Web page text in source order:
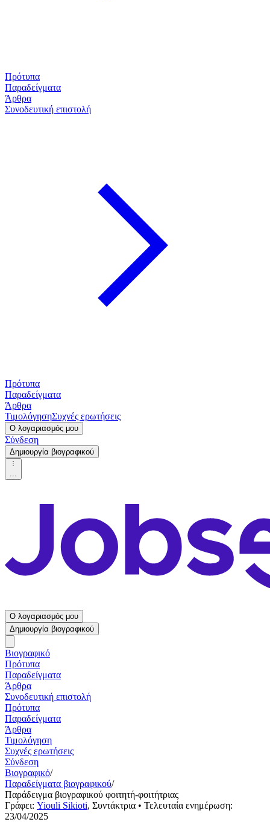
Πρότυπα
Παραδείγματα
Άρθρα
Συνοδευτική επιστολή
Πρότυπα
Παραδείγματα
Άρθρα
ΤιμολόγησηΣυχνές ερωτήσεις
Ο λογαριασμός μου
Σύνδεση
Δημιουργία βιογραφικού
...
Ο λογαριασμός μου
Δημιουργία βιογραφικού
Βιογραφικό
Πρότυπα
Παραδείγματα
Άρθρα
Συνοδευτική επιστολή
Πρότυπα
Παραδείγματα
Άρθρα
Τιμολόγηση
Συχνές ερωτήσεις
Σύνδεση
Βιογραφικό/
Παραδείγματα βιογραφικού/
Παράδειγμα βιογραφικού φοιτητή-φοιτήτριας
Γράφει: Yiouli Sikioti, Συντάκτρια • Τελευταία ενημέρωση:
23/04/2025